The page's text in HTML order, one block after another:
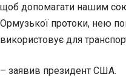
щоб допомагати нашим
Ормузької протоки, нею
використовує для
– заявив президент США.